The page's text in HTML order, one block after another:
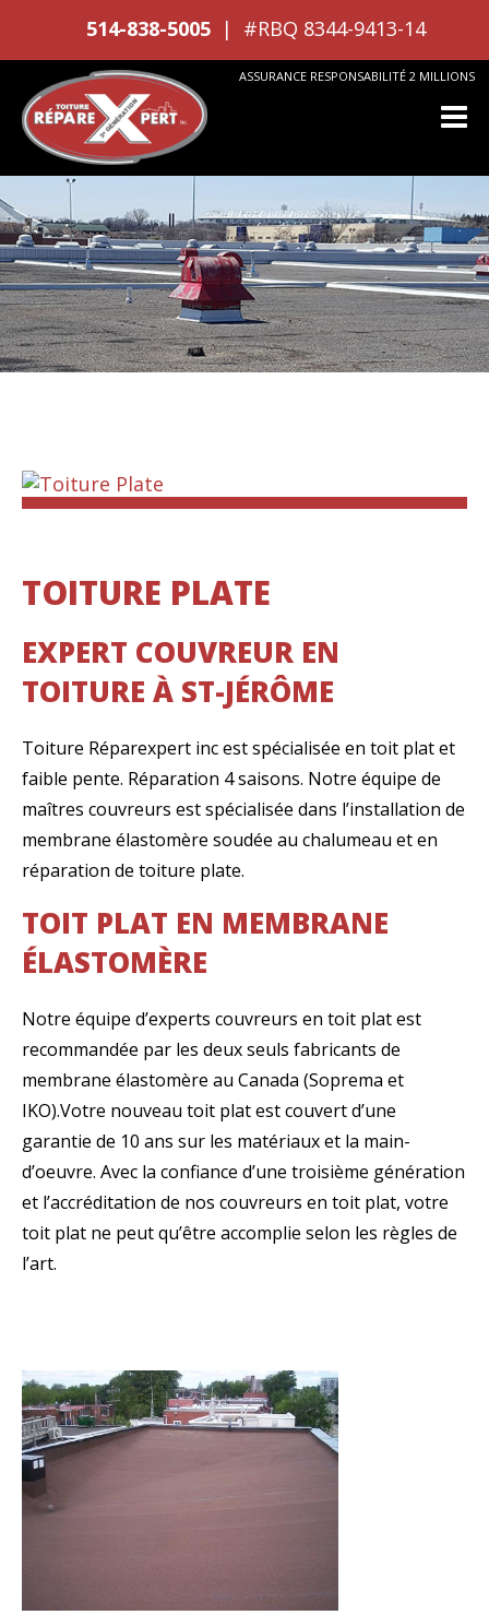
ASSURANCE RESPONSABILITÉ 2 MILLIONS
514-838-5005 #RBQ 8344-9413-14
TOITURE PLATE
EXPERT COUVREUR EN
TOITURE À ST-JÉRÔME
Toiture Réparexpert inc est spécialisée en toit plat et
faible pente. Réparation 4 saisons. Notre équipe de
maîtres couvreurs est spécialisée dans l’installation de
membrane élastomère soudée au chalumeau et en
réparation de toiture plate.
TOIT PLAT EN MEMBRANE
ÉLASTOMÈRE
Notre équipe d’experts couvreurs en toit plat est
recommandée par les deux seuls fabricants de
membrane élastomère au Canada (Soprema et
IKO).Votre nouveau toit plat est couvert d’une
garantie de 10 ans sur les matériaux et la main-
d’oeuvre. Avec la confiance d’une troisième génération
et l’accréditation de nos couvreurs en toit plat, votre
toit plat ne peut qu’être accomplie selon les règles de
l’art.